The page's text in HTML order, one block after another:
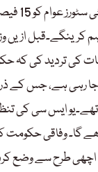
لگائے
کرینگے۔قبل ازیں
بات کی تردید کی کہ
جا رہی ہے، جس کے
ایس سی کی
گا۔ وفاقی
طرح سے وضع